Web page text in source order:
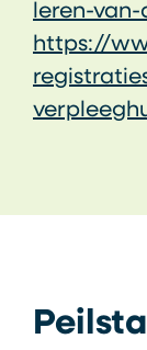
leren-
https://